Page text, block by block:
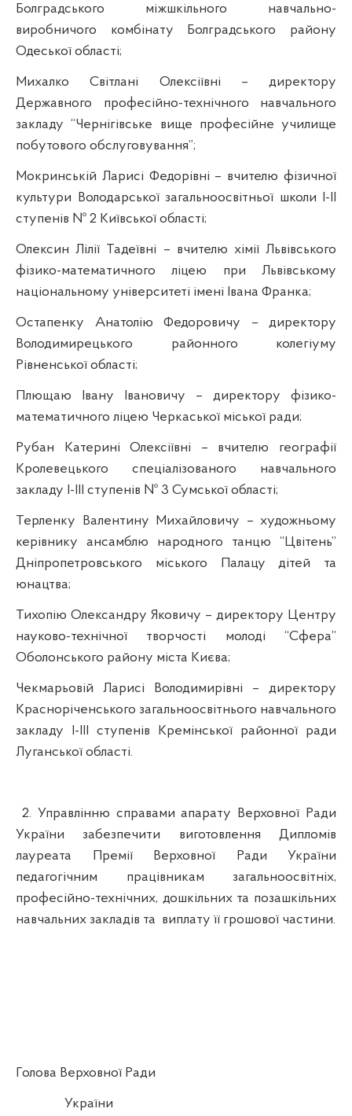
Болградського міжшкільного навчально-
виробничого комбінату Болградського району
Одеської області;
Михалко Світлані Олексіївні – директору
Державного професійно-технічного навчального
закладу“Чернігівське вище професійне училище
побутового обслуговування”;
Мокринській Ларисі Федорівні – вчителю фізичної
культури Володарської загальноосвітньої школи І-ІІ
ступенів № 2 Київської області;
Олексин Лілії Тадеївні – вчителю хімії Львівського
фізико-математичного ліцею при Львівському
національному університеті імені Івана Франка;
Остапенку Анатолію Федоровичу – директору
Володимирецького районного колегіуму
Рівненської області;
Плющаю Івану Івановичу – директору фізико-
математичного ліцею Черкаської міської ради;
Рубан Катерині Олексіївні – вчителю географії
Кролевецького спеціалізованого навчального
закладу І-ІІІ ступенів № 3 Сумської області;
Терленку Валентину Михайловичу – художньому
керівнику ансамблю народного танцю “ Цвітень”
Дніпропетровського міського Палацу дітей та
юнацтва;
Тихопію Олександру Яковичу – директору Центру
науково-технічної творчості молоді “Сфера”
Оболонського району міста Києва;
Чекмарьовій Ларисі Володимирівні – директору
Красноріченського загальноосвітнього навчального
закладу І-ІІІ ступенів
Кремінської районної ради
Луганської області.
2. Управлінню справами апарату Верховної Ради
України забезпечити виготовлення Дипломів
лауреата Премії Верховної Ради України
педагогічним працівникам загальноосвітніх,
професійно-технічних, дошкільних та позашкільних
навчальних закладів та виплату її грошової частини.
Голова Верховної Ради
України